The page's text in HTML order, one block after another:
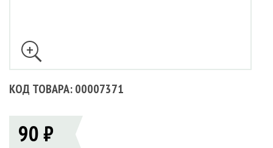
КОД ТОВАРА: 00007371
90 ₽